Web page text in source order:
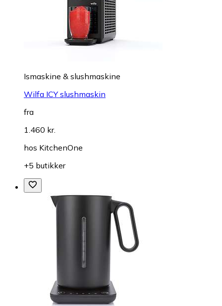
Ismaskine & slushmaskine
Wilfa ICY slushmaskin
fra
1.460 kr.
hos KitchenOne
+5 butikker